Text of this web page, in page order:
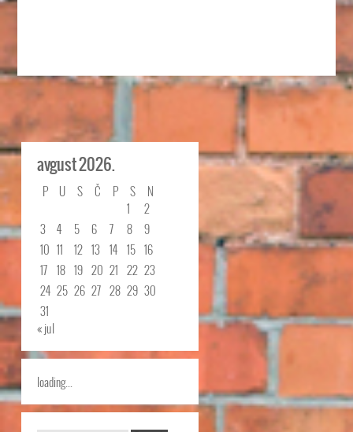
avgust 2026.
P U S Č P S
N
1
2
3
4 5 6 7 8
9
10 11 12 13 14 15 16
17 18 19 20 21 22 23
24 25 26 27 28 29 30
31
« jul
loading...